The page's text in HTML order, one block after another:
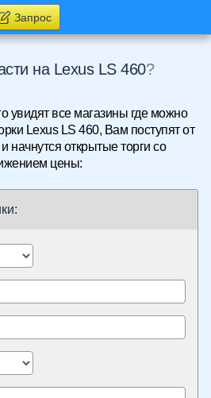
Запрос
на Lexus LS 460?
увидят все магазины где можно
Lexus LS 460, Вам поступят от
начнутся открытые торги со
цены: